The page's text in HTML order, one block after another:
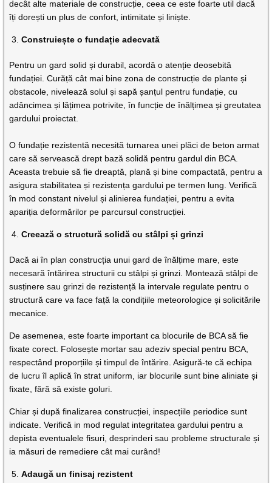
decât alte materiale de construcție, ceea ce este foarte util dacă
îți dorești un plus de confort, intimitate și liniște.
Construiește o fundație adecvată
Pentru un gard solid și durabil, acordă o atenție deosebită
fundației. Curăță cât mai bine zona de construcție de plante și
obstacole, nivelează solul și sapă șanțul pentru fundație, cu
adâncimea și lățimea potrivite, în funcție de înălțimea și greutatea
gardului proiectat.
O fundație rezistentă necesită turnarea unei plăci de beton armat
care să servească drept bază solidă pentru gardul din BCA.
Aceasta trebuie să fie dreaptă, plană și bine compactată, pentru a
asigura stabilitatea și rezistența gardului pe termen lung. Verifică
în mod constant nivelul și alinierea fundației, pentru a evita
apariția deformărilor pe parcursul construcției.
Creează o structură solidă cu stâlpi și grinzi
Dacă ai în plan construcția unui gard de înălțime mare, este
necesară întărirea structurii cu stâlpi și grinzi. Montează stâlpi de
susținere sau grinzi de rezistență la intervale regulate pentru o
structură care va face față la condițiile meteorologice și solicitările
mecanice.
De asemenea, este foarte important ca blocurile de BCA să fie
fixate corect. Folosește mortar sau adeziv special pentru BCA,
respectând proporțiile și timpul de întărire. Asigură-te că echipa
de lucru îl aplică în strat uniform, iar blocurile sunt bine aliniate și
fixate, fără să existe goluri.
Chiar și după finalizarea construcției, inspecțiile periodice sunt
indicate. Verifică in mod regulat integritatea gardului pentru a
depista eventualele fisuri, desprinderi sau probleme structurale și
ia măsuri de remediere cât mai curând!
Adaugă un finisaj rezistent